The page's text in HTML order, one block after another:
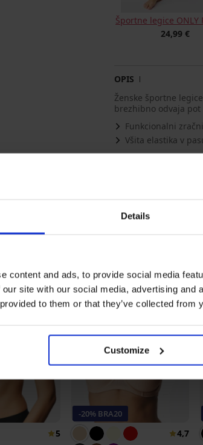
Details
content and ads, to provide social media
site with our social media, advertising and
to them or that they’ve collected from
Customize
Športne legice ONLY
24,99 €
OPIS
Ženske športne
brezhibno odvaja
Funkcionalni
Všita elastika v
Gostota tkanja 200
5
-20% BRA20
4,7